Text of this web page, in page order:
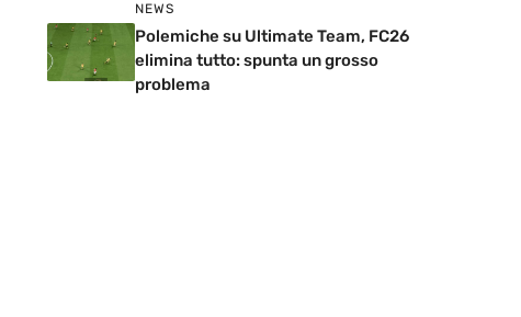
NEWS
Polemiche su Ultimate Team, FC26
elimina tutto: spunta un grosso
problema